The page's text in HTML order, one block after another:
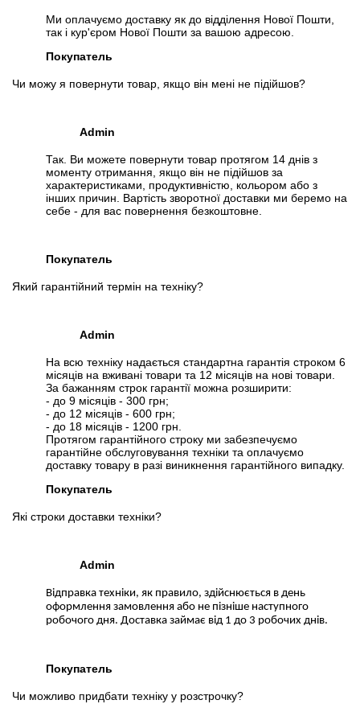
Ми оплачуємо доставку як до відділення Нової Пошти,
так і кур'єром Нової Пошти за вашою адресою.
Покупатель
Чи можу я повернути товар, якщо він мені не підійшов?
Admin
Так. Ви можете повернути товар протягом 14 днів з
моменту отримання, якщо він не підійшов за
характеристиками, продуктивністю, кольором або з
інших причин. Вартість зворотної доставки ми беремо на
себе - для вас повернення безкоштовне.
Покупатель
Який гарантійний термін на техніку?
Admin
На всю техніку надається стандартна гарантія строком 6
місяців на вживані товари та 12 місяців на нові товари.
За бажанням строк гарантії можна розширити:
- до 9 місяців - 300 грн;
- до 12 місяців - 600 грн;
- до 18 місяців - 1200 грн.
Протягом гарантійного строку ми забезпечуємо
гарантійне обслуговування техніки та оплачуємо
доставку товару в разі виникнення гарантійного випадку.
Покупатель
Які строки доставки техніки?
Admin
Відправка техніки, як правило, здійснюється в день
оформлення замовлення або не пізніше наступного
робочого дня. Доставка займає від 1 до 3 робочих днів.
Покупатель
Чи можливо придбати техніку у розстрочку?